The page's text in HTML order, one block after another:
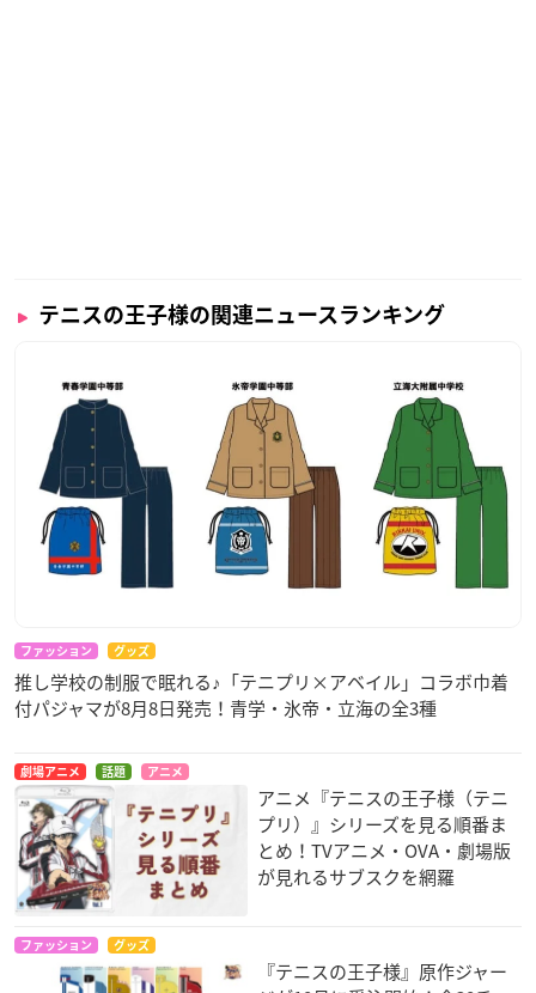
テニスの王子様の関連ニュースランキング
ファッション グッズ
推し学校の制服で眠れる♪「テニプリ×アベイル」コラボ巾着
付パジャマが8月8日発売！青学・氷帝・立海の全3種
劇場アニメ 話題 アニメ
アニメ『テニスの王子様（テニ
プリ）』シリーズを見る順番ま
とめ！TVアニメ・OVA・劇場版
が見れるサブスクを網羅
ファッション グッズ
『テニスの王子様』原作ジャー